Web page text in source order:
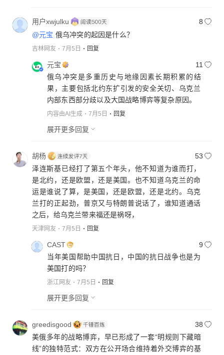
用户xwjulku
8
@元宝 俄乌冲突的起因是什么？
吉林网友 7月5日 回复
元宝
11
俄乌冲突是多重历史与地缘因素长期积累的结
果，主要包括北约东扩引发的安全关切、乌克兰
内部东西部分歧以及大国战略博弈等复杂原因。
内容由AI生成 7月5日 回复
展开更多回复
胡杨
53
泽连斯基已经打了第五个年头，他不知道为谁而打，
是北约，还是欧盟，还是美国。也不知道乌克兰的命
运是谁说了算，是美国，还是欧盟，还是北约。乌克
兰打的正起劲，普京又与特朗普说话了，谁知道通话
之后，给乌克兰带来福还是祸呀，
天津网友 7月5日 回复
CAST
9
当年美国帮助中国抗日，中国的抗日战争也是为
美国打的吗？
浙江网友 7月5日 回复
展开更多回复
greedisgood
38
美俄多年的战略博弈，早已形成了一套“明规则下藏暗
线”的独特范式：双方在公开场合维持着外交博弈的基